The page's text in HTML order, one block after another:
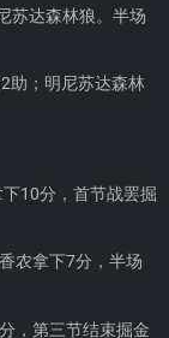
苏达森林狼。半场
助；明尼苏达森林
10分，首节战罢掘
农拿下7分，半场
，第三节结束掘金